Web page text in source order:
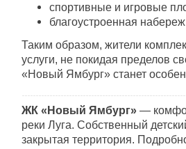
спортивные и игровые
благоустроенная
Таким образом, жители
услуги, не покидая пределов
«Новый Ямбург» станет
ЖК «Новый Ямбург» —
реки Луга. Собственный
закрытая территория.